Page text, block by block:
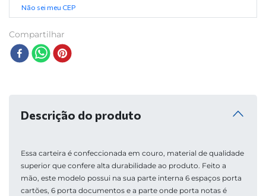
Não sei meu CEP
Compartilhar
Descrição do produto
Essa carteira é confeccionada em couro, material de qualidade
superior que confere alta durabilidade ao produto. Feito a
mão, este modelo possui na sua parte interna 6 espaços porta
cartões, 6 porta documentos e a parte onde porta notas é